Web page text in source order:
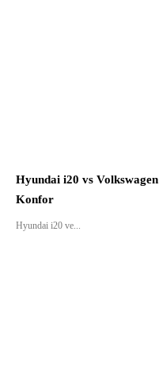
Hyundai i20 vs
Konfor
Hyundai i20 ve...